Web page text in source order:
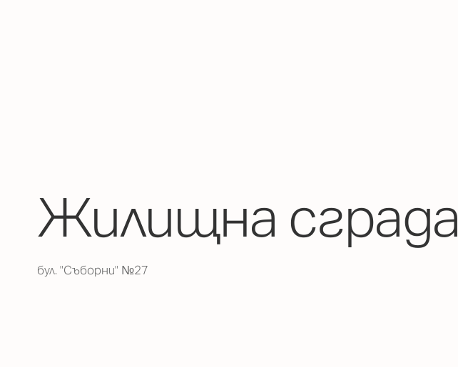
Жилищна сграда
бул. "Съборни" №27